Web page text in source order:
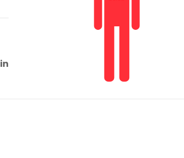
in